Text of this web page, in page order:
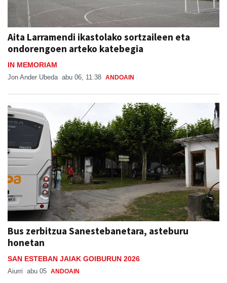
Aita Larramendi ikastolako sortzaileen eta
ondorengoen arteko katebegia
IN MEMORIAM
Jon Ander Ubeda abu 06, 11:38 ANDOAIN
Bus zerbitzua Sanestebanetara, asteburu
honetan
SAN ESTEBAN JAIAK GOIBURUN 2026
Aiurri abu 05 ANDOAIN